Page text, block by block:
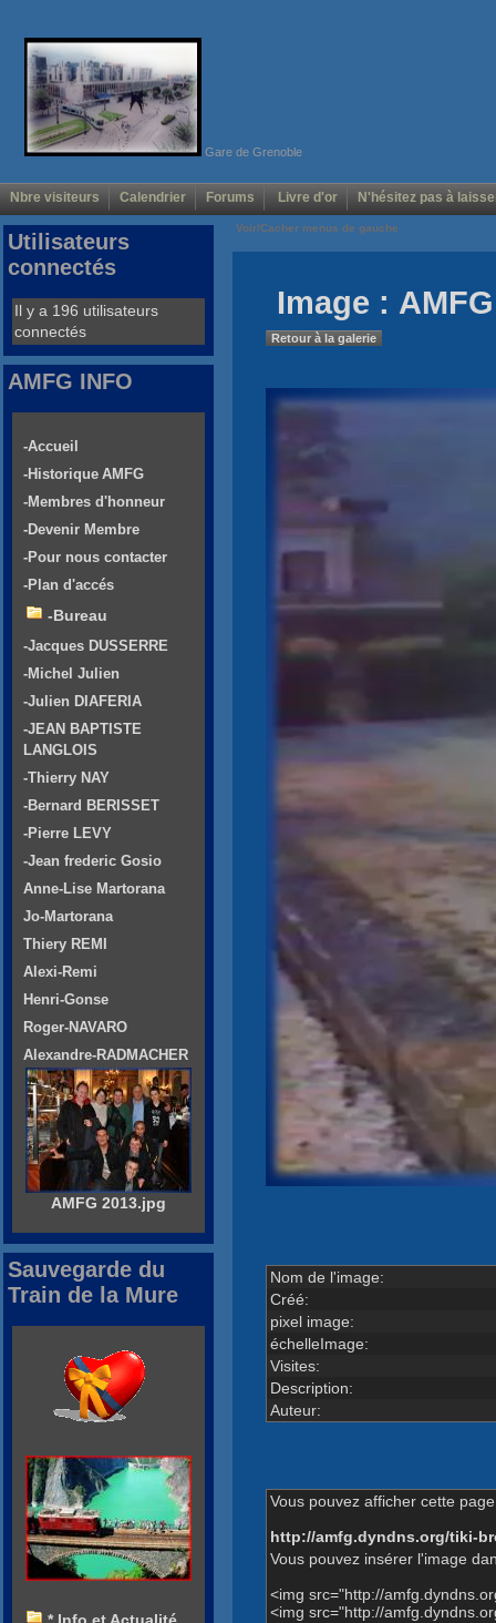
Gare de Grenoble
Nbre visiteurs Calendrier Forums Livre d'or N'hésitez pas à
Voir/Cacher menus de gauche
Image :
Retour à la galerie
Nom de l'image:
Créé:
pixel image:
échelleImage:
Visites:
Description:
Auteur:
Vous pouvez afficher cette
http://amfg.dyndns.org/tiki-
Vous pouvez insérer l'image
<img src="http://
<img src="http://
Utilisateurs
connectés
Il y a 196 utilisateurs
connectés
AMFG INFO
-Accueil
-Historique AMFG
-Membres d'honneur
-Devenir Membre
-Pour nous contacter
-Plan d'accés
-Bureau
-Jacques DUSSERRE
-Michel Julien
-Julien DIAFERIA
-JEAN BAPTISTE
LANGLOIS
-Thierry NAY
-Bernard BERISSET
-Pierre LEVY
-Jean frederic Gosio
Anne-Lise Martorana
Jo-Martorana
Thiery REMI
Alexi-Remi
Henri-Gonse
Roger-NAVARO
Alexandre-RADMACHER
AMFG 2013.jpg
Sauvegarde du
Train de la Mure